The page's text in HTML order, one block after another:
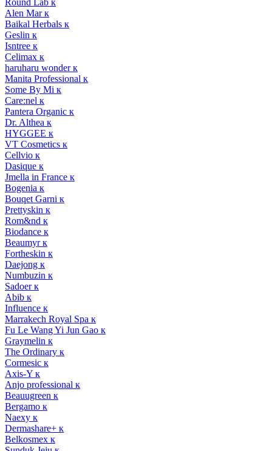
Round Lab к
Alen Mar к
Baikal Herbals к
Geslin к
Isntree к
Celimax к
haruharu wonder к
Manita Professional к
Some By Mi к
Care:nel к
Pantera Organic к
Dr. Althea к
HYGGEE к
VT Cosmetics к
Cellvio к
Dasique к
Jmella in France к
Bogenia к
Bouqet Garni к
Prettyskin к
Rom&nd к
Biodance к
Beaumyr к
Fortheskin к
Daejong к
Numbuzin к
Sadoer к
Abib к
Influence к
Marrakech Royal Spa к
Fu Le Wang Yi Jun Gao к
Graymelin к
The Ordinary к
Cormesic к
Axis-Y к
Anjo professional к
Beauugreen к
Bergamo к
Naexy к
Dermashare+ к
Belkosmex к